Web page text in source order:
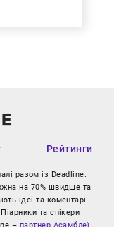
Рейтинги
разом із Deadline.
на 70% швидше та
ідеї та коментарі
та спікери